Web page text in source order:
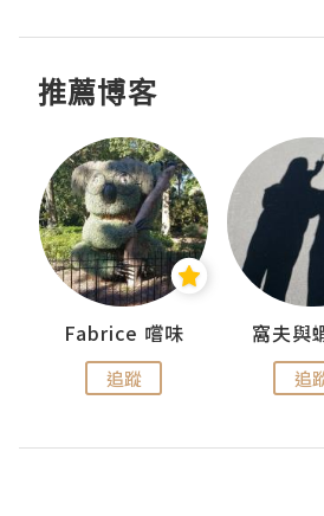
推薦博客
Fabrice 嚐味
追蹤
窩夫與
追